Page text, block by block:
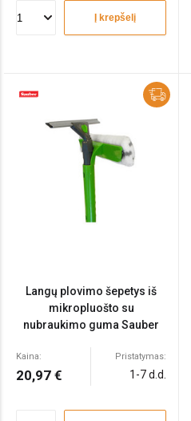
Į krepšelį
Langų plovimo šepetys iš
mikropluošto su
nubraukimo guma Sauber
Kaina:
20,97 €
Pristatymas:
1-7 d.d.